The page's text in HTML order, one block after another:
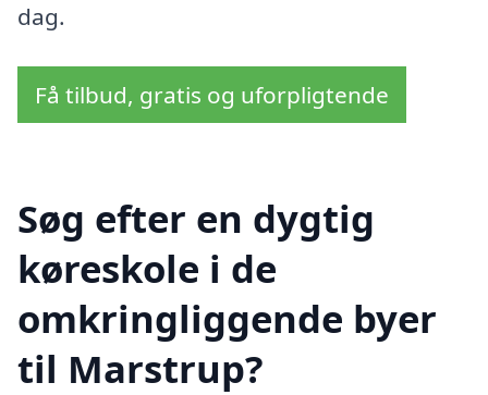
dag.
Få tilbud, gratis og uforpligtende
Søg efter en dygtig
køreskole i de
omkringliggende byer
til Marstrup?